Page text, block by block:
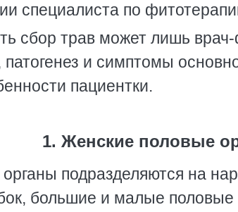
специалиста по
сбор трав может лишь
и симптомы
пациентки.
1. Женские половые
подразделяются на
большие и малые половые